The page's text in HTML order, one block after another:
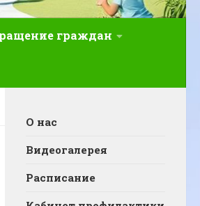
граждан
О нас
Видеогалерея
Расписание